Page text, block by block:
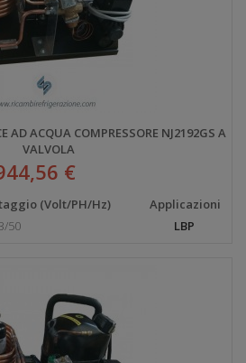
AD ACQUA COMPRESSORE NJ2192GS A
VALVOLA
€
(Volt/PH/Hz)
Applicazioni
50 LBP